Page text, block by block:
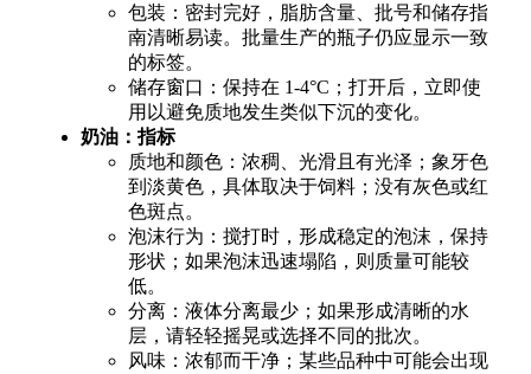
包装：密封完好，脂肪含量、批号和储存指
南清晰易读。批量生产的瓶子仍应显示一致
的标签。
储存窗口：保持在 1-4°C；打开后，立即使
用以避免质地发生类似下沉的变化。
奶油：指标
质地和颜色：浓稠、光滑且有光泽；象牙色
到淡黄色，具体取决于饲料；没有灰色或红
色斑点。
泡沫行为：搅打时，形成稳定的泡沫，保持
形状；如果泡沫迅速塌陷，则质量可能较
低。
分离：液体分离最少；如果形成清晰的水
层，请轻轻摇晃或选择不同的批次。
风味：浓郁而干净；某些品种中可能会出现